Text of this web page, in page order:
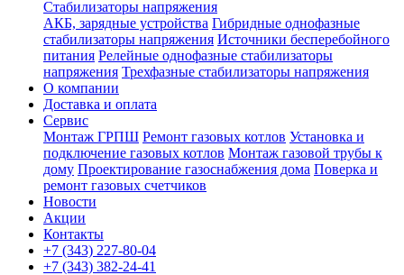
Стабилизаторы напряжения
АКБ, зарядные устройства Гибридные однофазные
стабилизаторы напряжения Источники бесперебойного
питания Релейные однофазные стабилизаторы
напряжения Трехфазные стабилизаторы напряжения
О компании
Доставка и оплата
Сервис
Монтаж ГРПШ Ремонт газовых котлов Установка и
подключение газовых котлов Монтаж газовой трубы к
дому Проектирование газоснабжения дома Поверка и
ремонт газовых счетчиков
Новости
Акции
Контакты
+7 (343) 227-80-04
+7 (343) 382-24-41